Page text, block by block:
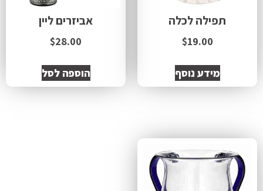
תפילה לכלה
$19.00
מידע נוסף
אביזרים ליין
$28.00
הוספה לסל